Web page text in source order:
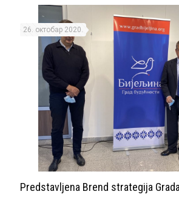
26. октобар 2020.
Predstavljena Brend strategija